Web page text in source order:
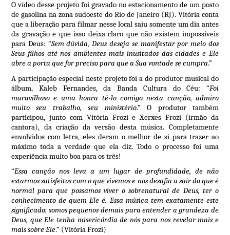
O vídeo desse projeto foi gravado no estacionamento de um posto
de gasolina na zona sudoeste do Rio de Janeiro (RJ). Vitória conta
que a liberação para filmar nesse local saiu somente um dia antes
da gravação e que isso deixa claro que não existem impossíveis
para Deus: “Sem dúvida, Deus deseja se manifestar por meio dos
Seus filhos até nos ambientes mais inusitados das cidades e Ele
abre a porta que for preciso para que a Sua vontade se cumpra.”
A participação especial neste projeto foi a do produtor musical do
álbum, Kaleb Fernandes, da Banda Cultura do Céu: “Foi
maravilhoso e uma honra tê-lo comigo nesta canção, admiro
muito seu trabalho, seu ministério.” O produtor também
participou, junto com Vitória Frozi e Xerxes Frozi (irmão da
cantora), da criação da versão desta música. Completamente
envolvidos com letra, eles deram o melhor de si para trazer ao
máximo toda a verdade que ela diz. Todo o processo foi uma
experiência muito boa para os três!
“Essa canção nos leva a um lugar de profundidade, de não
estarmos satisfeitos com o que vivemos e nos desafia a sair do que é
normal para que possamos viver o sobrenatural de Deus, ter o
conhecimento de quem Ele é. Essa música tem exatamente este
significado: somos pequenos demais para entender a grandeza de
Deus, que Ele tenha misericórdia de nós para nos revelar mais e
mais sobre Ele.” (Vitória Frozi)